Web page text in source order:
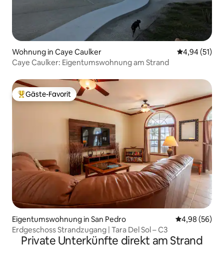
Wohnung in Caye Caulker
4,94 (51)
Caye Caulker: Eigentumswohnung am Strand
Beliebter Gäste-Favorit.
Gäste-Favorit
Eigentumswohnung in San Pedro
4,98 (56)
Erdgeschoss Strandzugang | Tara Del Sol – C3
Private Unterkünfte direkt am Strand